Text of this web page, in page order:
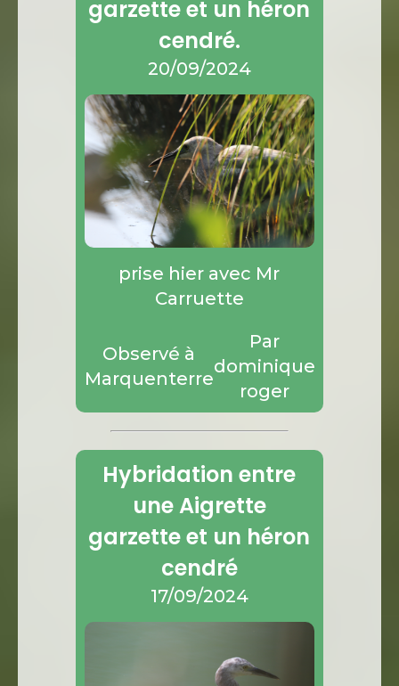
garzette et un héron
cendré.
20/09/2024
prise hier avec Mr
Carruette
Observé à
Marquenterre
Par
dominique
roger
Hybridation entre
une Aigrette
garzette et un héron
cendré
17/09/2024